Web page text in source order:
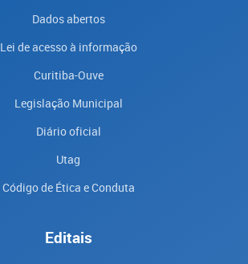
Dados abertos
Lei de acesso à informação
Curitiba-Ouve
Legislação Municipal
Diário oficial
Utag
Código de Ética e Conduta
Editais